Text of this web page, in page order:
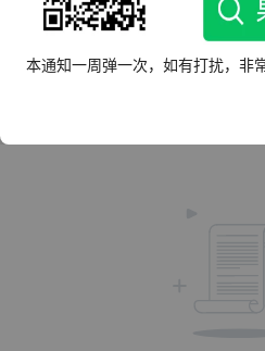
这个人很懒，什么
本通知一周弹一次，如有打扰，非